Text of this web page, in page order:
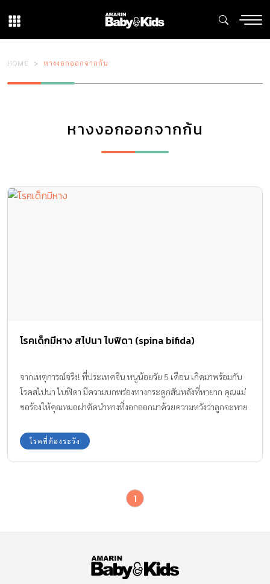
HOME หางงอกออกจากก้น
หางงอกออกจากก้น
โรคเด็กมีหาง สไปนา ไบฟิดา (spina bifida)
จากเหตุการณ์จริง! ที่ประเทศจีน หนูน้อยวัย 5 เดือน เกิดมาพร้อมกับ
โรคสไปนา ไบฟิดา มีความบกพร่องทางกระดูกสันหลังที่หายาก คุณแม่
ขอร้องให้คุณหมอผ่าตัดนำหางที่งอกออกมาด้วยความหวังว่าลูกจะหาย
ความเสียหายกับระบบประสาท และทำให้เป็นอัมพาตได้
โรคที่ต้องระวัง
1